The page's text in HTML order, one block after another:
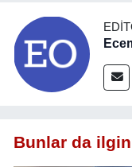
Bunlar da